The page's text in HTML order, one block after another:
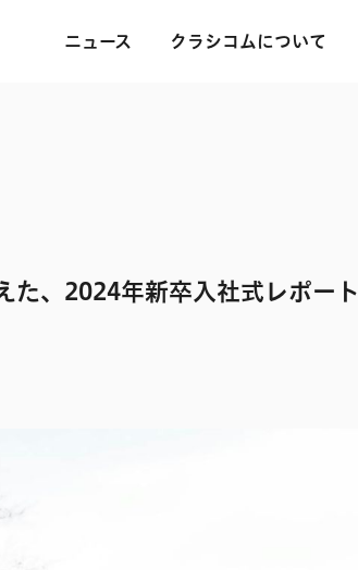
ニュース クラシコムについて
た、2024年新卒入社式レポート